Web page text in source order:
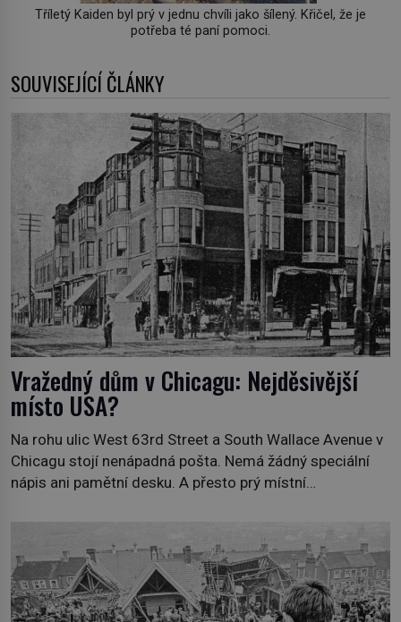
Tříletý Kaiden byl prý v jednu chvíli jako šílený. Křičel, že je
potřeba té paní pomoci.
SOUVISEJÍCÍ ČLÁNKY
Vražedný dům v Chicagu: Nejděsivější
místo USA?
Na rohu ulic West 63rd Street a South Wallace Avenue v
Chicagu stojí nenápadná pošta. Nemá žádný speciální
nápis ani pamětní desku. A přesto prý místní
sídlil sériový vrah H. H. Holmes a také nejpropracovanější
past na lidi v dějinách americké kriminalistiky. Herman
Webster Mudgett (1861–1896) přijíždí […]